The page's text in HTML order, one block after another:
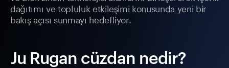
dağıtımı ve topluluk etkileşimi konusunda yeni bir
bakış açısı sunmayı hedefliyor.
Ju Rugan cüzdan nedir?